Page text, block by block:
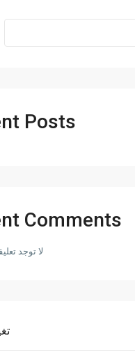
Posts
Comments
لا توجد